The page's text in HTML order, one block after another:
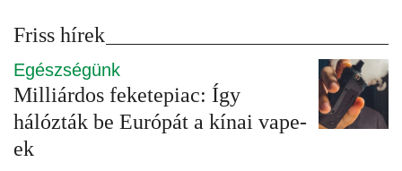
Friss hírek
Egészségünk
Milliárdos feketepiac: Így
hálózták be Európát a kínai vape-
ek